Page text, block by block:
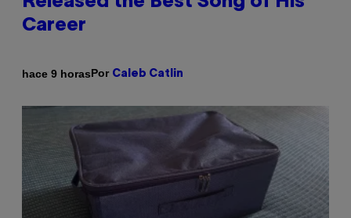
Career
hace 9 horasPor Caleb Catlin